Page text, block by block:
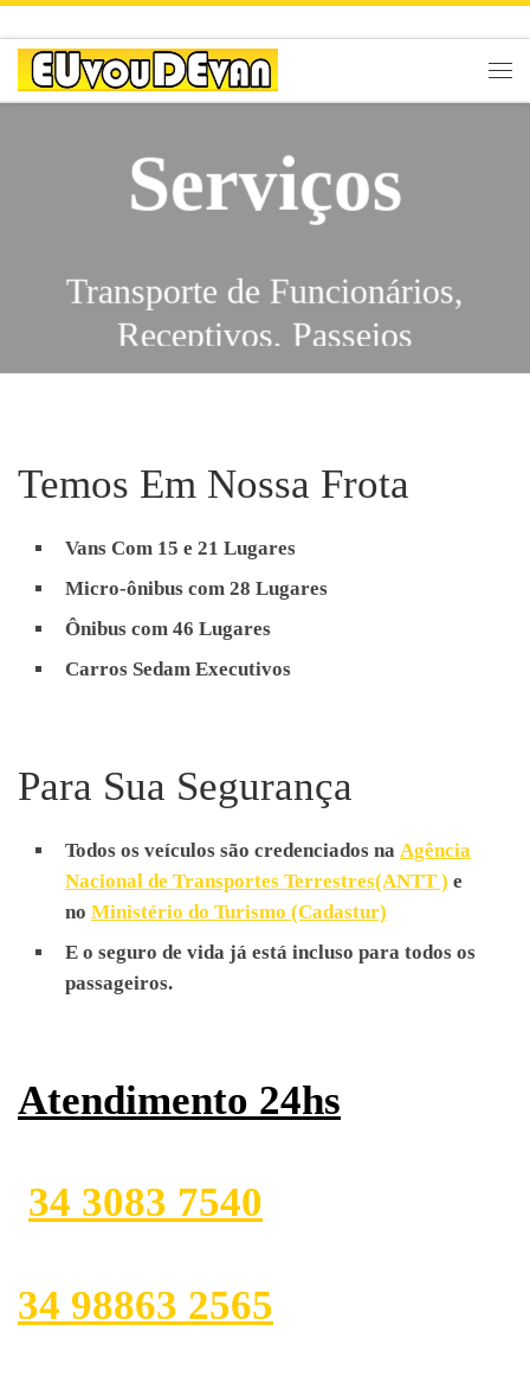
Serviços
Transporte de Funcionários,
Receptivos, Passeios
Escolares, Eventos,
Congressos, Viagens,
Excursões, Shows,
Transferência de Aeroporto
Serviços
Transporte de Funcionários,
Receptivos, Passeios
Escolares, Eventos,
Excursões, Shows,
Temos Em Nossa Frota
Vans Com 15 e 21 Lugares
Micro-ônibus com 28 Lugares
Ônibus com 46 Lugares
Carros Sedam Executivos
Para Sua Segurança
Todos os veículos são credenciados na Agência
Nacional de Transportes Terrestres(ANTT ) e
no Ministério do Turismo (Cadastur)
E o seguro de vida já está incluso para todos os
passageiros.
Atendimento 24hs
34 3083 7540
34 98863 2565